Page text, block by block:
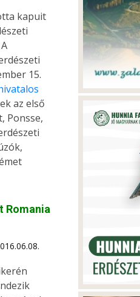
kapuit
15.
az első
Ponsse,
Romania